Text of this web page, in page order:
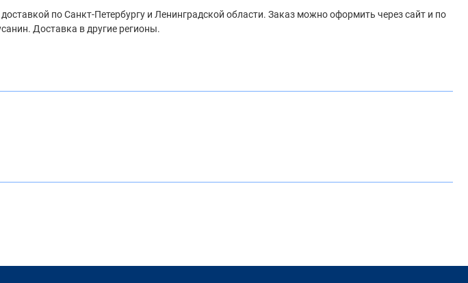
по Санкт-Петербургу и Ленинградской области. Заказ можно оформить через сайт и по
Доставка в другие регионы.